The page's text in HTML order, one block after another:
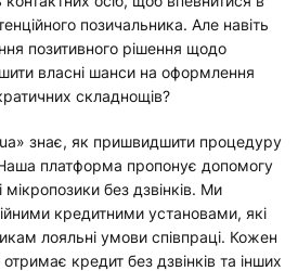
позичальника. Але навіть
позитивного рішення щодо
власні шанси на оформлення
складнощів?
знає, як пришвидшити процедуру
платформа пропонує допомогу
без дзвінків. Ми
кредитними установами, які
лояльні умови співпраці. Кожен
кредит без дзвінків та інших